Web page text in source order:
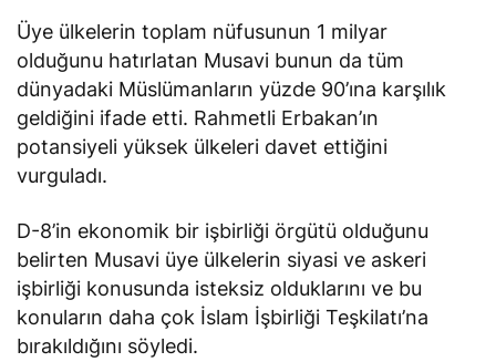
Üye ülkelerin toplam nüfusunun 1 milyar
olduğunu hatırlatan Musavi bunun da tüm
dünyadaki Müslümanların yüzde 90’ına karşılık
geldiğini ifade etti. Rahmetli Erbakan’ın
potansiyeli yüksek ülkeleri davet ettiğini
vurguladı.
D-8’in ekonomik bir işbirliği örgütü olduğunu
belirten Musavi üye ülkelerin siyasi ve askeri
işbirliği konusunda isteksiz olduklarını ve bu
konuların daha çok İslam İşbirliği Teşkilatı’na
bırakıldığını söyledi.